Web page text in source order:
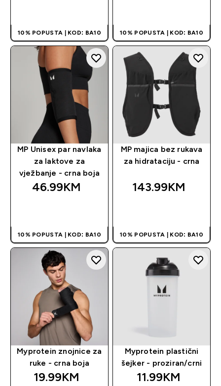
10% POPUSTA | KOD: BA10 10% POPUSTA | KOD: BA10
MP Unisex par navlaka
za laktove za
vježbanje - crna boja
46.99KM‎
10% POPUSTA | KOD: BA10
MP majica bez rukava
za hidrataciju - crna
143.99KM‎
10% POPUSTA | KOD: BA10
Myprotein znojnice za
ruke - crna boja
19.99KM‎
Myprotein plastični
šejker - proziran/crni
11.99KM‎